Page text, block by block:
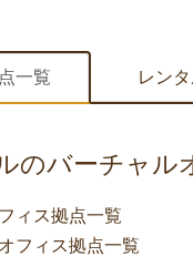
一覧 レン
のバーチャル
ィス拠点一覧
フィス拠点一覧